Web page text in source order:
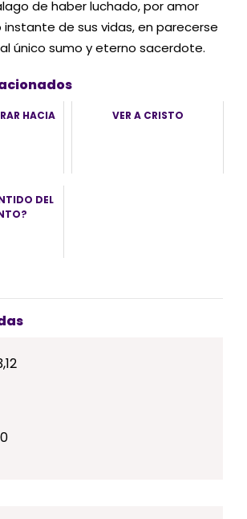
de haber luchado, por amor
de sus vidas, en parecerse
único sumo y eterno sacerdote.
HACIA VER A CRISTO
DEL